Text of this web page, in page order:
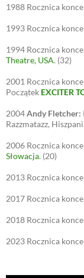
1988 Rocznica
1993 Rocznica
1994 Rocznica
Theatre, USA. (32)
2001 Rocznica
Początek EXCITER
2004Andy Fletcher:
Razzmatazz,
2006 Rocznica
Słowacja. (20)
2013 Rocznica
2017 Rocznica
2018 Rocznica
2023 Rocznica